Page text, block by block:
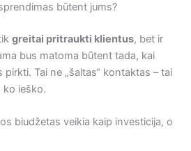
būtent jums?
greitai pritraukti klientus, bet ir
bus matoma būtent tada, kai
Tai ne „šaltas“ kontaktas – tai
ko ieško.
biudžetas veikia kaip investicija, o